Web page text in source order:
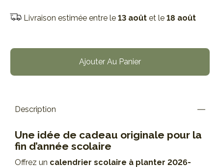
Livraison estimée entre le 13 août et le 18 août
Ajouter Au Panier
Description
Une idée de cadeau originale pour la
fin d’année scolaire
Offrez un calendrier scolaire à planter 2026-